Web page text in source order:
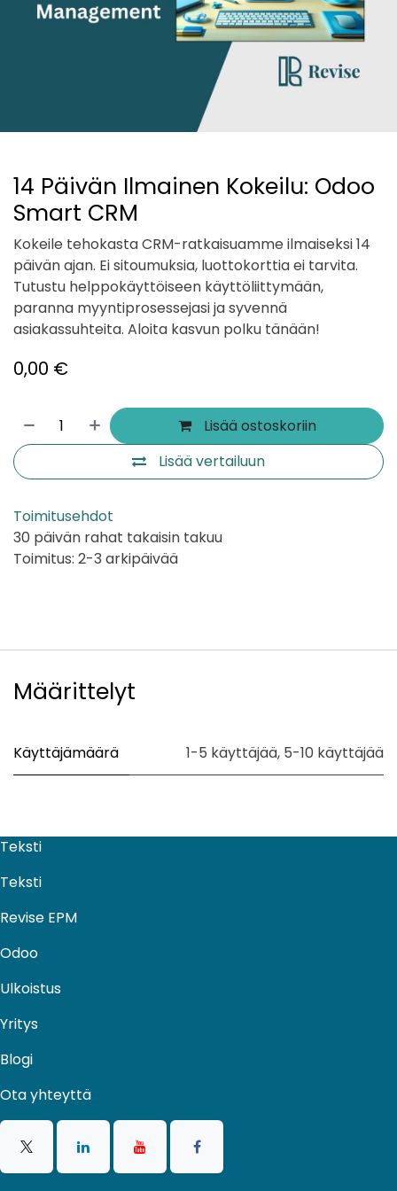
14 Päivän Ilmainen Kokeilu: Odoo
Smart CRM
Kokeile tehokasta CRM-ratkaisuamme ilmaiseksi 14
päivän ajan. Ei sitoumuksia, luottokorttia ei tarvita.
Tutustu helppokäyttöiseen käyttöliittymään,
paranna myyntiprosessejasi ja syvennä
asiakassuhteita. Aloita kasvun polku tänään!
0,00 €
Lisää ostoskoriin
Lisää vertailuun
Toimitusehdot
30 päivän rahat takaisin takuu
Toimitus: 2-3 arkipäivää
Määrittelyt
Käyttäjämäärä 1-5 käyttäjää, 5-10 käyttäjää
Teksti
Teksti
Revise EPM
Odoo
Ulkoistus​
Yritys
Blogi
Ota yhteyttä